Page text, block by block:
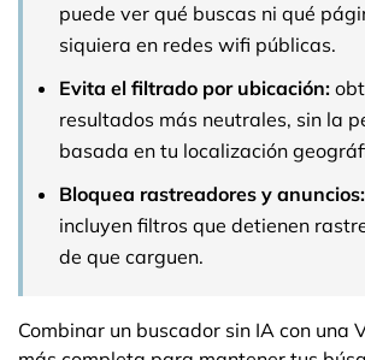
puede ver qué buscas ni qué
siquiera en redes wifi públicas.
Evita el filtrado por ubicación:
resultados más neutrales, sin la
basada en tu localización
Bloquea rastreadores y anuncios:
incluyen filtros que detienen
de que carguen.
Combinar un buscador sin IA con una